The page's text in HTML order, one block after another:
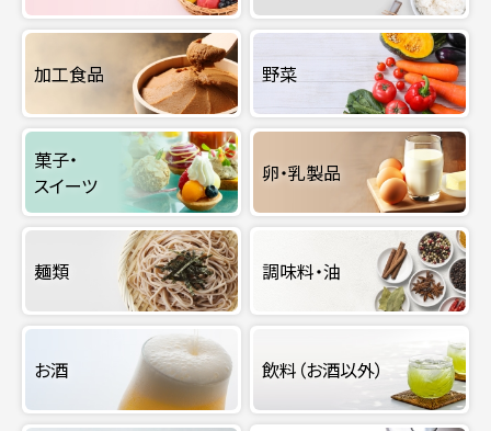
加工食品 野菜
菓子・
スイーツ
卵・乳製品
麺類 調味料・油
お酒 飲料（お酒以外）